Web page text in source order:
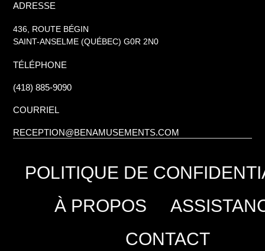
ADRESSE
436, ROUTE BÉGIN
SAINT-ANSELME (QUÉBEC) G0R 2N0
TÉLÉPHONE
(418) 885-9090
COURRIEL
RECEPTION@BENAMUSEMENTS.COM
POLITIQUE DE
À PROPOS
CONTACT